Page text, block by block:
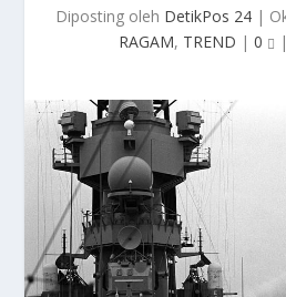
Diposting oleh DetikPos 24 |
RAGAM, TREND | 0 |